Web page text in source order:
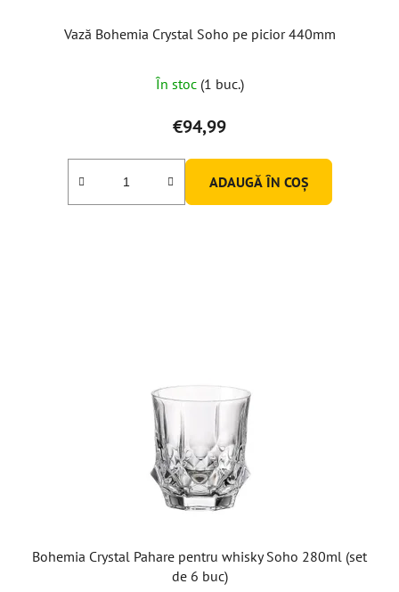
Vază Bohemia Crystal Soho pe picior 440mm
În stoc (1 buc.)
€94,99
ADAUGĂ ÎN COŞ
Bohemia Crystal Pahare pentru whisky Soho 280ml (set
de 6 buc)